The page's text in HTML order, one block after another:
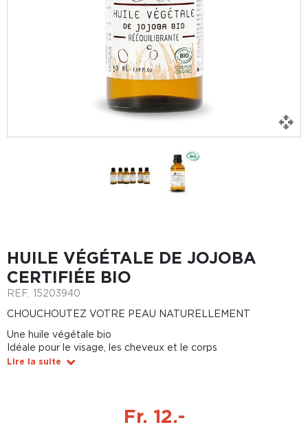
HUILE VÉGÉTALE DE JOJOBA
CERTIFIÉE BIO
REF. 15203940
CHOUCHOUTEZ VOTRE PEAU NATURELLEMENT
Une huile végétale bio
Idéale pour le visage, les cheveux et le corps
Lire la suite
Fr. 12.-